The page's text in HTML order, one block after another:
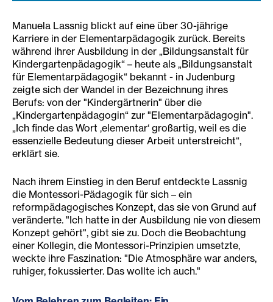
Manuela Lassnig blickt auf eine über 30-jährige
Karriere in der Elementarpädagogik zurück. Bereits
während ihrer Ausbildung in der „Bildungsanstalt für
Kindergartenpädagogik“ – heute als „Bildungsanstalt
für Elementarpädagogik“ bekannt - in Judenburg
zeigte sich der Wandel in der Bezeichnung ihres
Berufs: von der "Kindergärtnerin" über die
„Kindergartenpädagogin“ zur "Elementarpädagogin".
„Ich finde das Wort ‚elementar‘ großartig, weil es die
essenzielle Bedeutung dieser Arbeit unterstreicht“,
erklärt sie.
Nach ihrem Einstieg in den Beruf entdeckte Lassnig
die Montessori-Pädagogik für sich – ein
reformpädagogisches Konzept, das sie von Grund auf
veränderte. "Ich hatte in der Ausbildung nie von diesem
Konzept gehört", gibt sie zu. Doch die Beobachtung
einer Kollegin, die Montessori-Prinzipien umsetzte,
weckte ihre Faszination: "Die Atmosphäre war anders,
ruhiger, fokussierter. Das wollte ich auch."